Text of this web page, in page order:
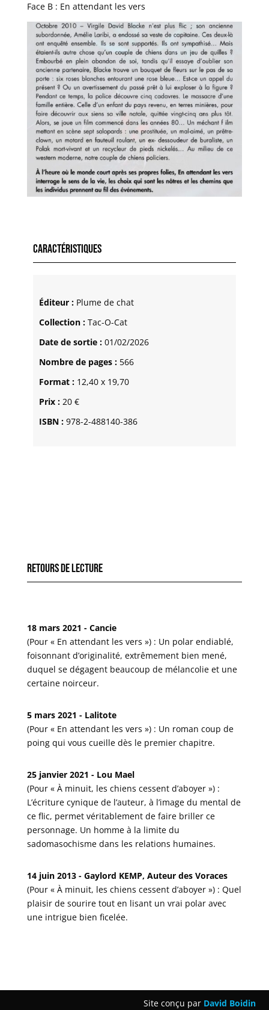
Face B : En attendant les vers
Caractéristiques
Éditeur :Plume de chat
Collection :Tac-O-Cat
Date de sortie :01/02/2026
Nombre de pages :566
Format :12,40 x 19,70
Prix :20 €
ISBN :978-2-488140-386
Retours de lecture
18 mars 2021 - Cancie
(Pour « En attendant les vers ») : Un polar endiablé,
foisonnant d’originalité, extrêmement bien mené,
duquel se dégagent beaucoup de mélancolie et une
certaine noirceur.
5 mars 2021 - Lalitote
(Pour « En attendant les vers ») : Un roman coup de
poing qui vous cueille dès le premier chapitre.
25 janvier 2021 - Lou Mael
(Pour « À minuit, les chiens cessent d’aboyer ») :
L’écriture cynique de l’auteur, à l’image du mental de
ce flic, permet véritablement de faire briller ce
personnage. Un homme à la limite du
sadomasochisme dans les relations humaines.
14 juin 2013 - Gaylord KEMP, Auteur des Voraces
(Pour « À minuit, les chiens cessent d’aboyer ») : Quel
plaisir de sourire tout en lisant un vrai polar avec
une intrigue bien ficelée.
Site conçu par David Boidin